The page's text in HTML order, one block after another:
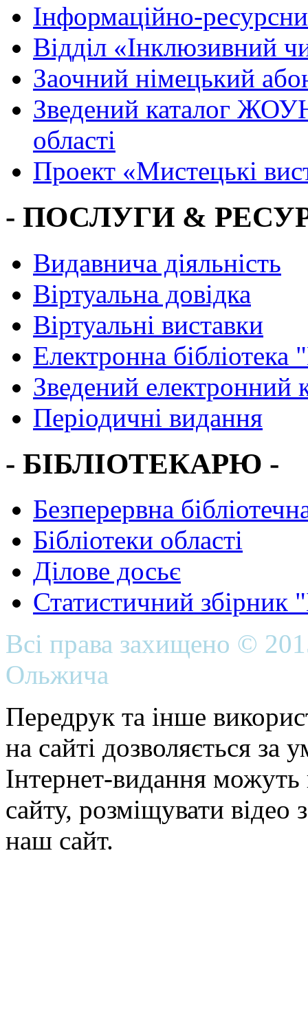
Інформаційно-
Вiддiл «Інклюзивний
Заочний німецький
Зведений каталог
області
Проект «Мистецькі
- ПОСЛУГИ &
Видавнича діяльність
Віртуальна довідка
Віртуальні виставки
Електронна
Зведений електронний
Періодичні видання
- БІБЛІОТЕКАРЮ -
Безперервна
Бібліотеки області
Ділове досьє
Статистичний
Всі права захищено ©
Ольжича
Передрук та інше
на сайті дозволяється
Інтернет-видання можуть
сайту, розміщувати відео
наш сайт.